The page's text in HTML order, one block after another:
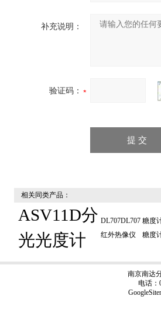
补充说明：
验证码：
相关同类产品：
ASV11D分
光光度计
DL707DL707
红外热像仪
糖度
糖度
南京南达
电话：